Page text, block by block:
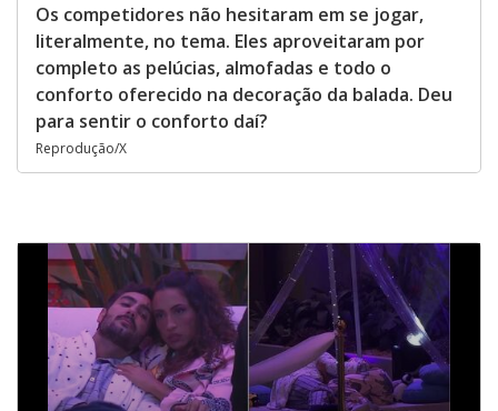
Os competidores não hesitaram em se jogar,
literalmente, no tema. Eles aproveitaram por
completo as pelúcias, almofadas e todo o
conforto oferecido na decoração da balada. Deu
para sentir o conforto daí?
Reprodução/X